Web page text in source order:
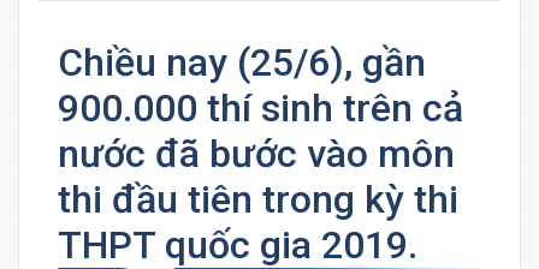
Chiều nay (25/6), gần
900.000 thí sinh trên cả
nước đã bước vào môn
thi đầu tiên trong kỳ thi
THPT quốc gia 2019.